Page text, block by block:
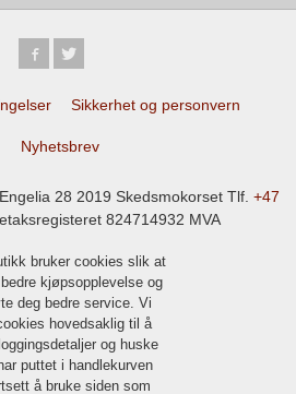
Sikkerhet og personvern
Nyhetsbrev
28 2019 Skedsmokorset Tlf. +47
824714932 MVA
bruker cookies slik at
kjøpsopplevelse og
deg bedre service. Vi
hovedsaklig til å
og huske
puttet i handlekurven
å bruke siden som